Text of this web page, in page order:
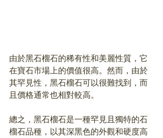
由於黑石榴石的稀有性和美麗性質，它
在寶石市場上的價值很高。然而，由於
其罕見性，黑石榴石可以很難找到，而
且價格通常也相對較高。
總之，黑石榴石是一種罕見且獨特的石
榴石品種，以其深黑色的外觀和硬度高